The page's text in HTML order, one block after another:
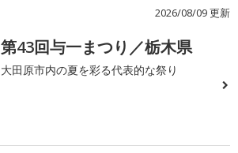
2026/08/09 更新
第43回与一まつり／栃木県
大田原市内の夏を彩る代表的な祭り